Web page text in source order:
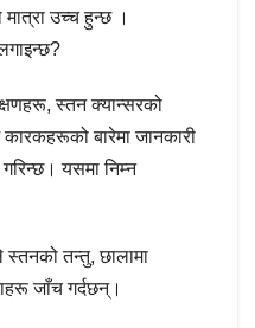
उच्च हुन्छ ।
स्तन क्यान्सरको
कारकहरूको बारेमा जानकारी
यसमा निम्न
स्तनको तन्तु, छालामा
जाँच गर्दछन्।